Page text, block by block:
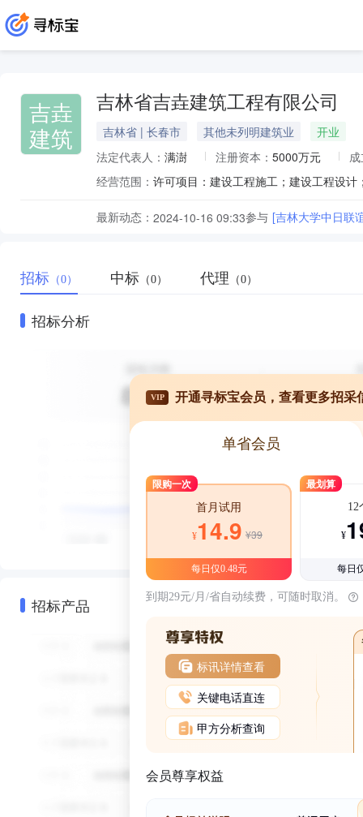
吉垚
建筑
吉林省吉垚建筑工程有限公司
吉林省 | 长春市 其他未列明建筑业
开业
法定代表人： 满澍 注册资本： 5000万元
经营范围：
最新动态： 2024-10-16 09:33参与 [吉林大学中日联
招标 （0） 中标 （0） 代理 （0）
招标分析
招标产品
VIP 开通寻标宝会员，查看更多招采
单省会员
限购一次
首月试用
¥14.9 ¥39
每日仅0.48元
最划算
12
¥
每日
到期29元/月/省自动续费，可随时取消。
标讯详情查看
关键电话直连
甲方分析查询
会员尊享权益